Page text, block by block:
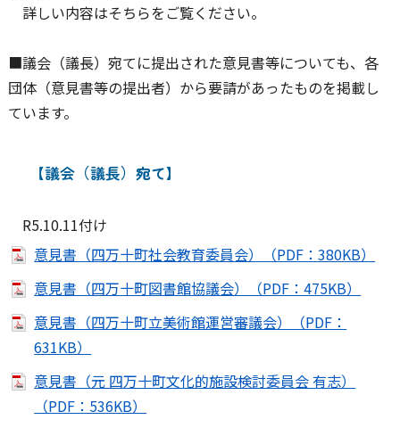
詳しい内容はそちらをご覧ください。
■議会（議長）宛てに提出された意見書等についても、各
団体（意見書等の提出者）から要請があったものを掲載し
ています。
【議会（議長）宛て】
R5.10.11付け
意見書（四万十町社会教育委員会）（PDF：380KB）
意見書（四万十町図書館協議会）（PDF：475KB）
意見書（四万十町立美術館運営審議会）（PDF：
631KB）
意見書（元 四万十町文化的施設検討委員会 有志）
（PDF：536KB）